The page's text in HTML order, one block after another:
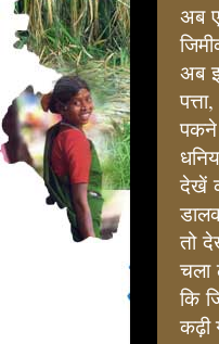
अब
अब
पकने
देखें
तो
कि
कढ़ी